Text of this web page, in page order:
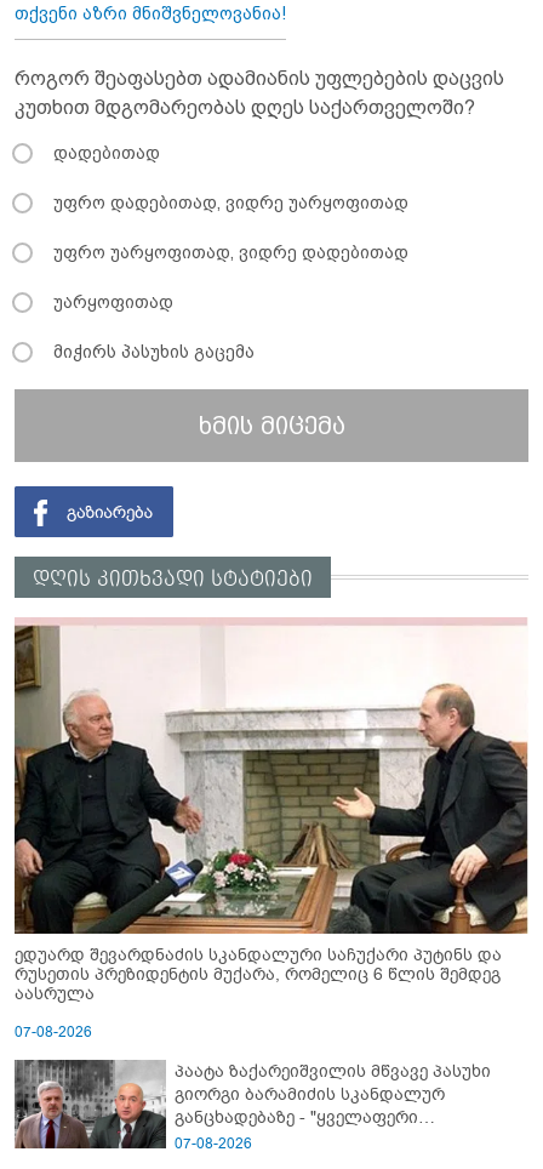
თქვენი აზრი მნიშვნელოვანია!
როგორ შეაფასებთ ადამიანის უფლებების დაცვის
კუთხით მდგომარეობას დღეს საქართველოში?
დადებითად
უფრო დადებითად, ვიდრე უარყოფითად
უფრო უარყოფითად, ვიდრე დადებითად
უარყოფითად
მიჭირს პასუხის გაცემა
ხმის მიცემა
დღის კითხვადი სტატიები
ედუარდ შევარდნაძის სკანდალური საჩუქარი პუტინს და
რუსეთის პრეზიდენტის მუქარა, რომელიც 6 წლის შემდეგ
აასრულა
07-08-2026
პაატა ზაქარეიშვილის მწვავე პასუხი
გიორგი ბარამიძის სკანდალურ
განცხადებაზე - "ყველაფერი
დეტალურად ვიცი... კამანში მოკლული
07-08-2026